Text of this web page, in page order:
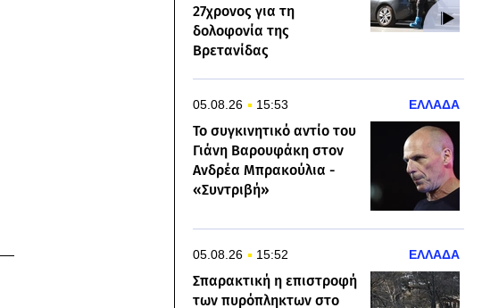
27χρονος για τη
δολοφονία της
Βρετανίδας
05.08.26 15:53 ΕΛΛΑΔΑ
Το συγκινητικό αντίο του
Γιάνη Βαρουφάκη στον
Ανδρέα Μπρακούλια -
«Συντριβή»
05.08.26 15:52 ΕΛΛΑΔΑ
Σπαρακτική η επιστροφή
των πυρόπληκτων στο